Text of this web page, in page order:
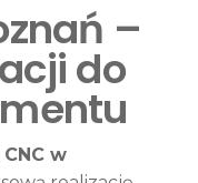
–
do
w